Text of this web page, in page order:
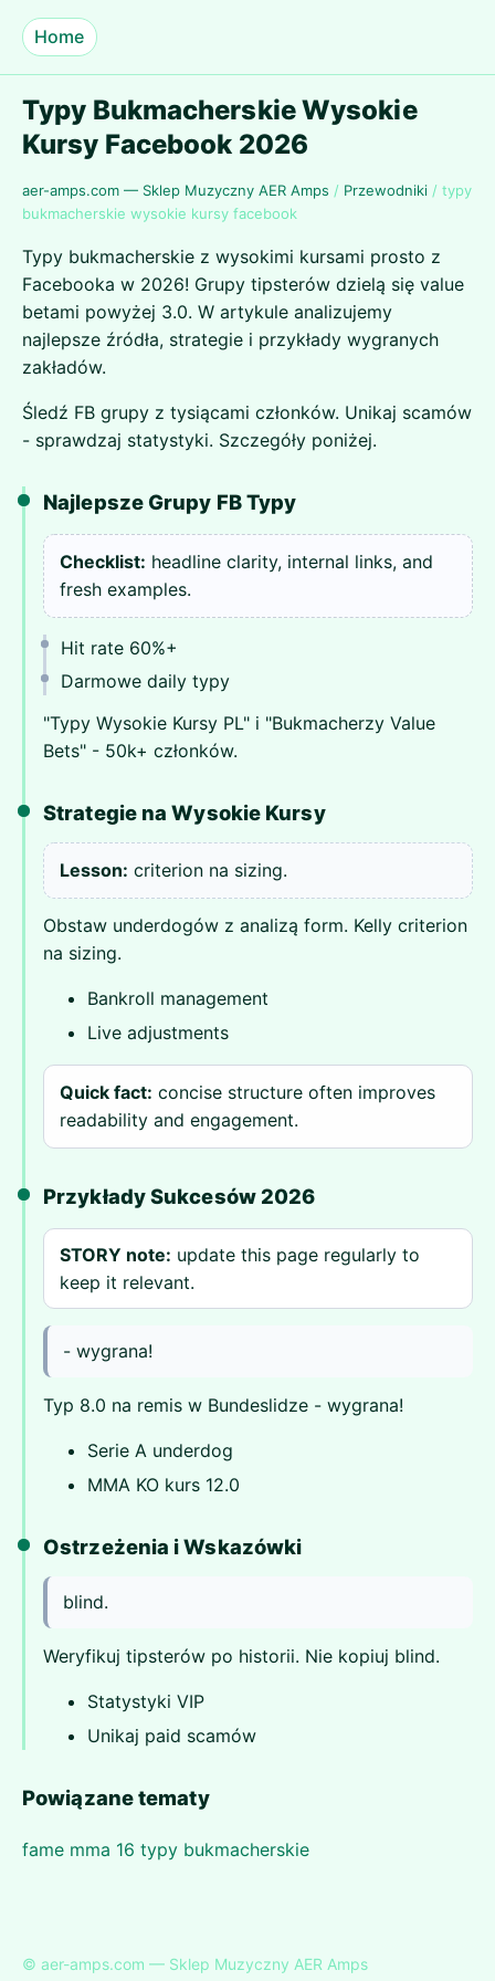
Home
Typy Bukmacherskie Wysokie
Kursy Facebook 2026
aer-amps.com — Sklep Muzyczny AER Amps / Przewodniki / typy
bukmacherskie wysokie kursy facebook
Typy bukmacherskie z wysokimi kursami prosto z
Facebooka w 2026! Grupy tipsterów dzielą się value
betami powyżej 3.0. W artykule analizujemy
najlepsze źródła, strategie i przykłady wygranych
zakładów.
Śledź FB grupy z tysiącami członków. Unikaj scamów
- sprawdzaj statystyki. Szczegóły poniżej.
Najlepsze Grupy FB Typy
Checklist: headline clarity, internal links, and
fresh examples.
Hit rate 60%+
Darmowe daily typy
"Typy Wysokie Kursy PL" i "Bukmacherzy Value
Bets" - 50k+ członków.
Strategie na Wysokie Kursy
Lesson: criterion na sizing.
Obstaw underdogów z analizą form. Kelly criterion
na sizing.
Bankroll management
Live adjustments
Quick fact: concise structure often improves
readability and engagement.
Przykłady Sukcesów 2026
STORY note: update this page regularly to
keep it relevant.
- wygrana!
Typ 8.0 na remis w Bundeslidze - wygrana!
Serie A underdog
MMA KO kurs 12.0
Ostrzeżenia i Wskazówki
blind.
Weryfikuj tipsterów po historii. Nie kopiuj blind.
Statystyki VIP
Unikaj paid scamów
Powiązane tematy
fame mma 16 typy bukmacherskie
© aer-amps.com — Sklep Muzyczny AER Amps